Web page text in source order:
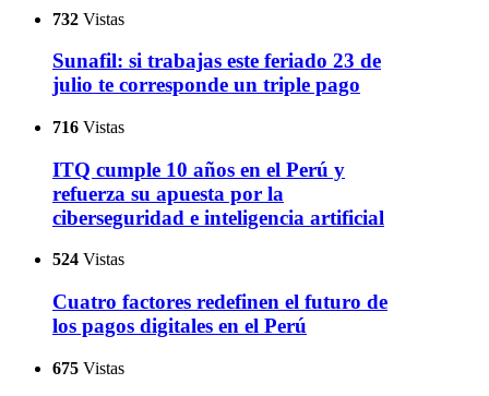
732 Vistas
Sunafil: si trabajas este feriado 23 de
julio te corresponde un triple pago
716 Vistas
ITQ cumple 10 años en el Perú y
refuerza su apuesta por la
ciberseguridad e inteligencia artificial
524 Vistas
Cuatro factores redefinen el futuro de
los pagos digitales en el Perú
675 Vistas